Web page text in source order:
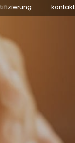
kontakt